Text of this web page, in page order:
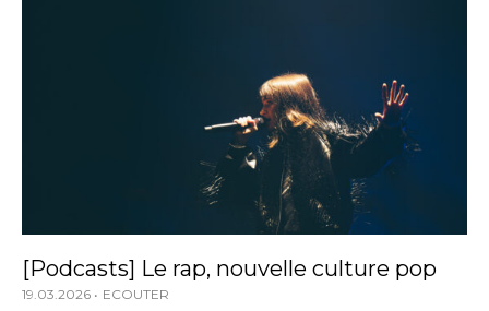
[Podcasts] Le rap, nouvelle culture pop
19.03.2026 ECOUTER